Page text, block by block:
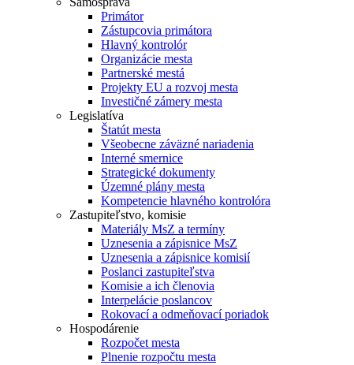
Primátor
Zástupcovia primátora
Hlavný kontrolór
Organizácie mesta
Partnerské mestá
Projekty EU a rozvoj mesta
Investičné zámery mesta
Legislatíva
Štatút mesta
Všeobecne záväzné nariadenia
Interné smernice
Strategické dokumenty
Územné plány mesta
Kompetencie hlavného kontrolóra
Zastupiteľstvo, komisie
Materiály MsZ a termíny
Uznesenia a zápisnice MsZ
Uznesenia a zápisnice komisií
Poslanci zastupiteľstva
Komisie a ich členovia
Interpelácie poslancov
Rokovací a odmeňovací poriadok
Hospodárenie
Rozpočet mesta
Plnenie rozpočtu mesta